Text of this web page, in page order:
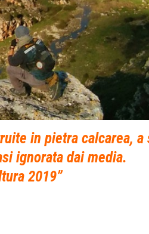
in pietra calcarea, a
ignorata dai media.
2019”